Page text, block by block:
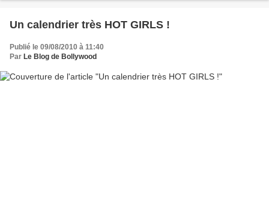
Un calendrier très HOT GIRLS !
Publié le 09/08/2010 à 11:40
Par Le Blog de Bollywood